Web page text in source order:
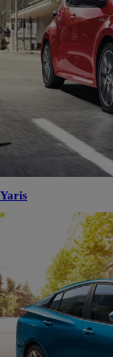
Yaris